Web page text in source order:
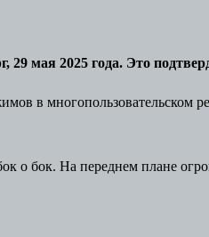
29 мая 2025 года. Это
в